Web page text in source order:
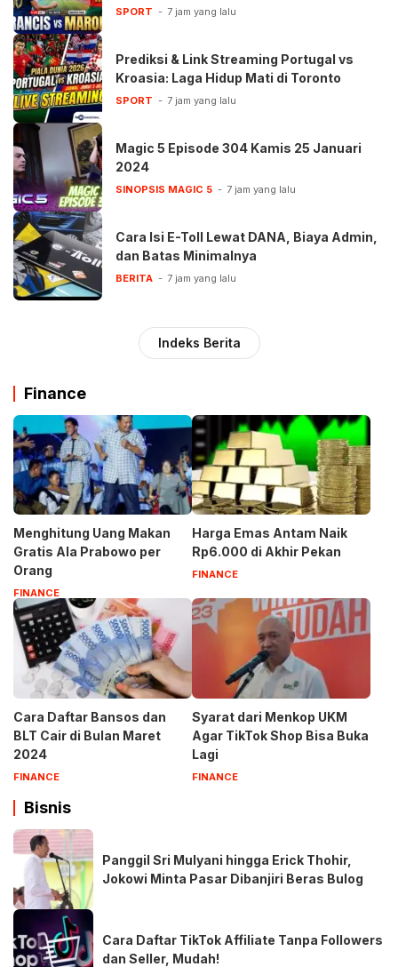
SPORT 7 jam yang lalu
Prediksi & Link Streaming Portugal vs
Kroasia: Laga Hidup Mati di Toronto
SPORT 7 jam yang lalu
Magic 5 Episode 304 Kamis 25 Januari
2024
SINOPSIS MAGIC 5 7 jam yang lalu
Cara Isi E-Toll Lewat DANA, Biaya Admin,
dan Batas Minimalnya
BERITA 7 jam yang lalu
Indeks Berita
Finance
Menghitung Uang Makan
Gratis Ala Prabowo per
Orang
FINANCE
Harga Emas Antam Naik
Rp6.000 di Akhir Pekan
FINANCE
Cara Daftar Bansos dan
BLT Cair di Bulan Maret
2024
FINANCE
Syarat dari Menkop UKM
Agar TikTok Shop Bisa Buka
Lagi
FINANCE
Bisnis
Panggil Sri Mulyani hingga Erick Thohir,
Jokowi Minta Pasar Dibanjiri Beras Bulog
Cara Daftar TikTok Affiliate Tanpa Followers
dan Seller, Mudah!